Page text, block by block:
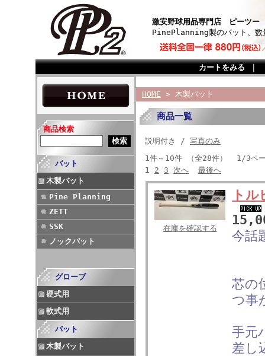
激安野球用品専門店 ピーツー
PinePlanning製のバット、数
カートをみる
商品検索
バット
木製バット
Pine Planning
ZETT
SSK
ノックバット
グローブ
硬式用
軟式用
バット
木製バット
HOME > 木製バット
商品一覧
説明付き / 写真のみ
1件～10件 （全28件） 1/3ペ
1 2 3 次へ 最後へ
在庫を確認する
ト
今話
芯の
つ事
手元
差し